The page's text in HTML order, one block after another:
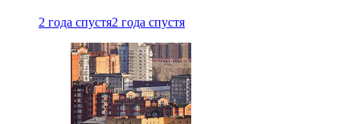
2 года спустя2 года спустя